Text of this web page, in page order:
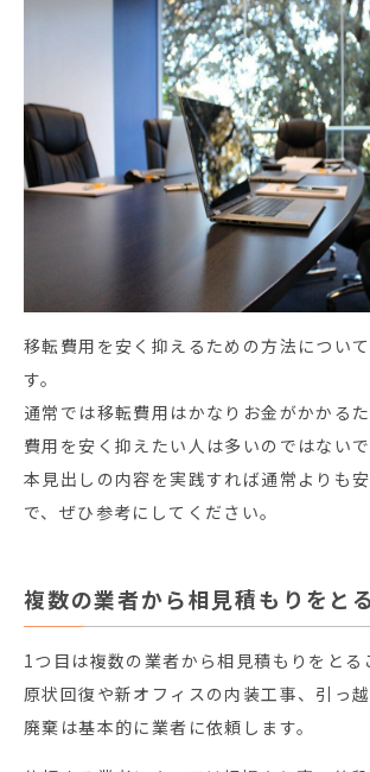
移転費用を安く抑えるための方法につい
す。
通常では移転費用はかなりお金がかかる
費用を安く抑えたい人は多いのではないで
本見出しの内容を実践すれば通常よりも
で、ぜひ参考にしてください。
複数の業者から相見積もりをとる
1つ目は複数の業者から相見積もりをとる
原状回復や新オフィスの内装工事、引っ
廃棄は基本的に業者に依頼します。